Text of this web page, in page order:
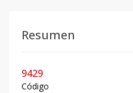
Resumen
9429
Código